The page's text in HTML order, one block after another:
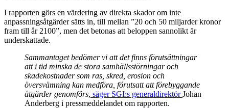
I rapporten görs en värdering av direkta skador om inte
anpassningsåtgärder sätts in, till mellan ”20 och 50 miljarder kronor
fram till år 2100”, men det betonas att beloppen sannolikt är
underskattade.
Sammantaget bedömer vi att det finns förutsättningar
att i tid minska de stora samhällsstörningar och
skadekostnader som ras, skred, erosion och
översvämning kan medföra, förutsatt att förebyggande
åtgärder genomförs, säger SGI:s generaldirektörJohan
Anderberg i pressmeddelandet om rapporten.